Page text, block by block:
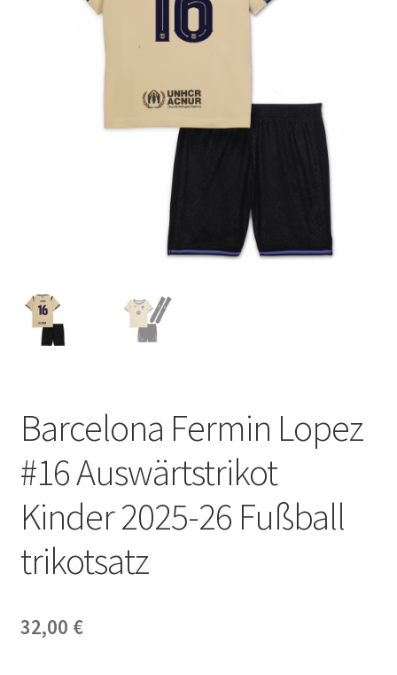
Startseite – English
Barcelona Fermin Lopez
#16 Auswärtstrikot
Kinder 2025-26 Fußball
trikotsatz
32,00 €